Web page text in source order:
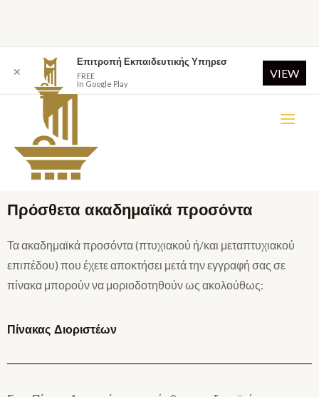
Πρόσθετα ακαδημαϊκά προσόντα
Τα ακαδημαϊκά προσόντα (πτυχιακού ή/και μεταπτυχιακού
επιπέδου) που έχετε αποκτήσει μετά την εγγραφή σας σε
πίνακα μπορούν να μοριοδοτηθούν ως ακολούθως:
Πίνακας Διοριστέων
✕
Επιτροπή Εκπαιδευτικής Υπηρεσ
FREE
In Google Play
VIEW